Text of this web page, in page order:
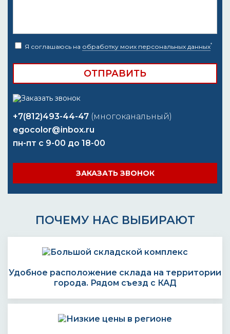
Я соглашаюсь на обработку моих персональных данных*
+7(812)493-44-47 (многоканальный)
egocolor@inbox.ru
пн-пт с 9-00 до 18-00
ЗАКАЗАТЬ ЗВОНОК
ПОЧЕМУ НАС ВЫБИРАЮТ
Удобное расположение склада на территории
города. Рядом съезд с КАД